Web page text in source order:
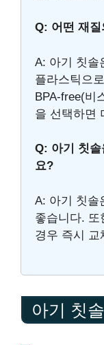
Q: 어떤 재
A: 아기 칫솔
플라스틱으
BPA-free(비
을 선택하면
Q: 아기 칫
요?
A: 아기 칫솔
좋습니다. 또
경우 즉시 교
아기 칫